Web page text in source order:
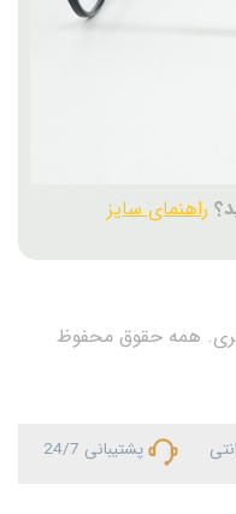
راهنمای سایز
همه حقوق محفوظ
پشتیبانی 24/7